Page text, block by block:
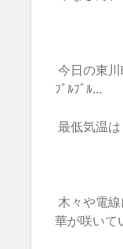
今日の東
ﾌﾞﾙﾌﾞﾙ…
最低気温
木々や電
華が咲いて